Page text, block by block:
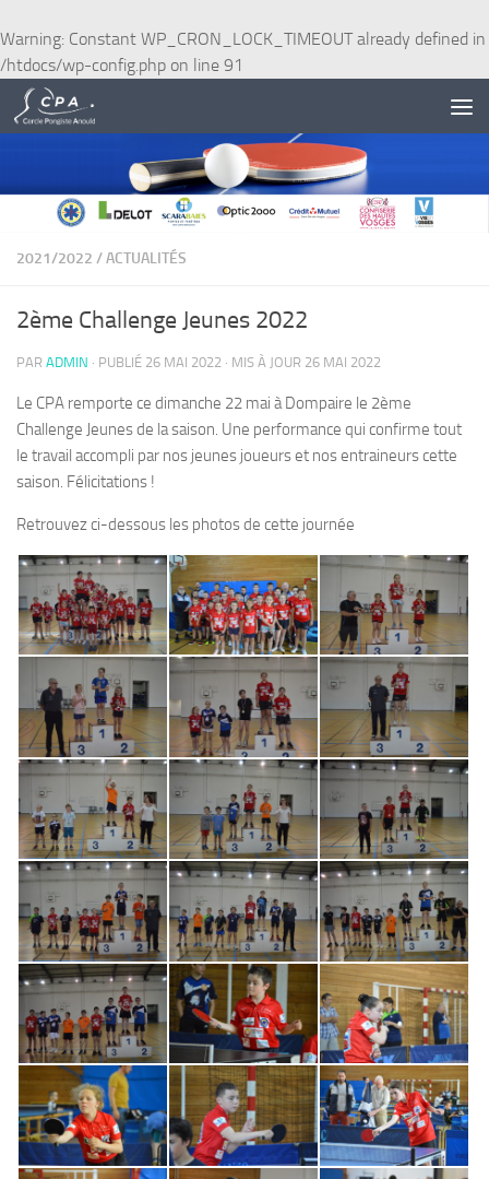
Warning: Constant WP_CRON_LOCK_TIMEOUT already defined in
/htdocs/wp-config.php on line 91
Skip to content
2021/2022 /ACTUALITÉS
2ème Challenge Jeunes 2022
PAR ADMIN · PUBLIÉ 26 MAI 2022 · MIS À JOUR 26 MAI 2022
Le CPA remporte ce dimanche 22 mai à Dompaire le 2ème
Challenge Jeunes de la saison. Une performance qui confirme tout
le travail accompli par nos jeunes joueurs et nos entraineurs cette
saison. Félicitations !
Retrouvez ci-dessous les photos de cette journée